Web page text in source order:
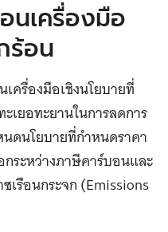
นเครื่องมือ
ร้อน
ครื่องมือเชิงนโยบายที่
เยอทะยานในการลดการ
ดนโยบายที่กำหนดราคา
ระหว่างภาษีคาร์บอนและ
เรือนกระจก (Emissions